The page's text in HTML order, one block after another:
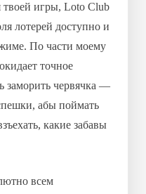
твоей игры, Loto Club
лотерей доступно и
По части моему
точное
заморить червячка —
абы поймать
какие забавы
всем